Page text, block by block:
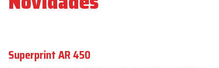
Superprint AR 450